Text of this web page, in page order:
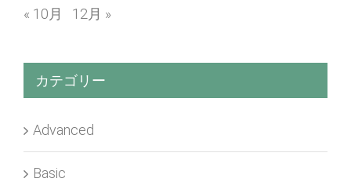
« 10月
12月 »
カテゴリー
Advanced
Basic